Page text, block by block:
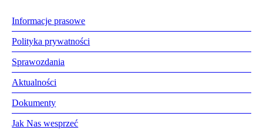
Informacje prasowe
Polityka prywatności
Sprawozdania
Aktualności
Dokumenty
Jak Nas wesprzeć